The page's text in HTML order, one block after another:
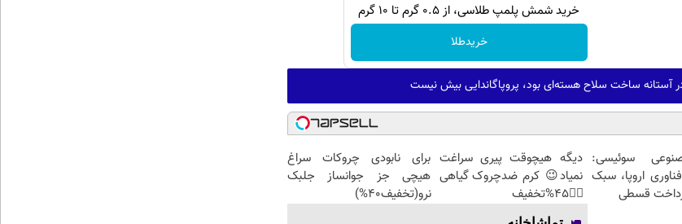
خرید شمش پلمپ طلاسی، از ۰.۵ گرم تا ۱۰ گرم
خریدطلا
آستانه ساخت سلاح هسته‌ای بود، پروپاگاندایی بیش نیست
سوئیسی:
اروپا، سبک
قسطی
دیگه هیچوقت پیری سراغت
نمیاد😉 کرم ضدچروک گیاهی
👈🏻45%تخفیف
برای نابودی چروکات سراغ
هیچی جز جوانساز جلبک
نرو(تخفیف40%)